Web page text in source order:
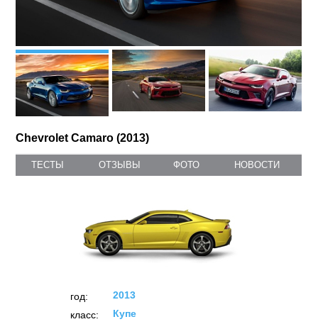
Chevrolet Camaro (2013)
ТЕСТЫ ОТЗЫВЫ ФОТО НОВОСТИ
год:
2013
класс:
Купе